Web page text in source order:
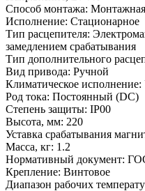
Способ монтажа:
Исполнение: Стационарное
Тип расцепителя:
замедлением срабатывания
Тип дополнительного
Вид привода: Ручной
Климатическое исполнение:
Род тока: Постоянный (DC)
Степень защиты: IP00
Высота, мм: 220
Уставка срабатывания
Масса, кг: 1.2
Нормативный документ:
Крепление: Винтовое
Диапазон рабочих